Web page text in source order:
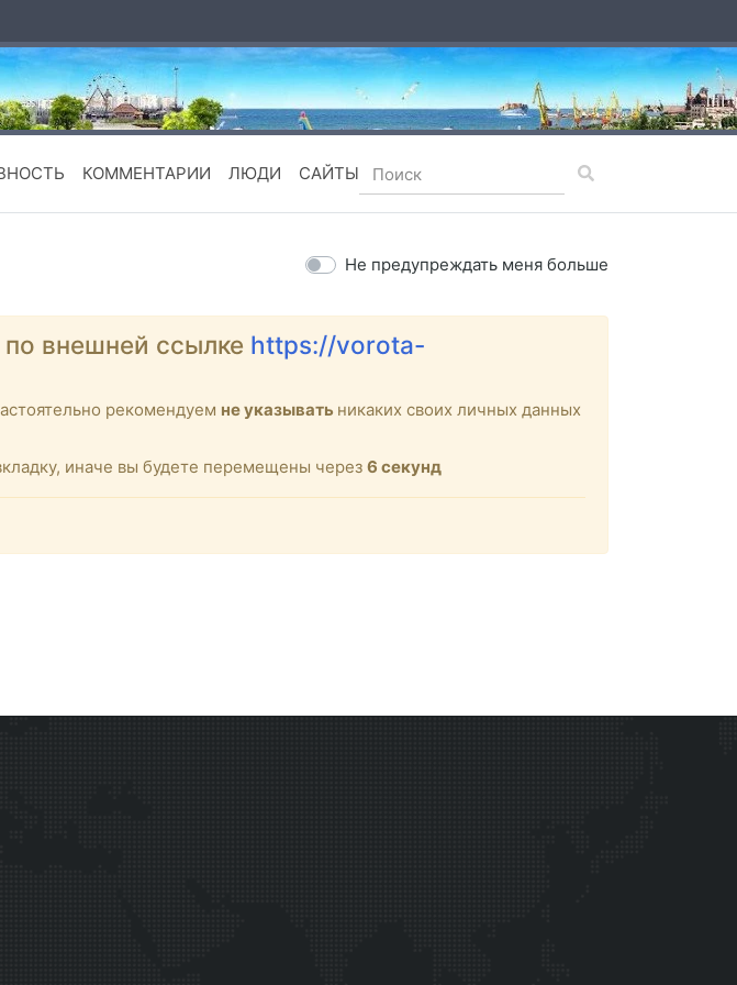
КОММЕНТАРИИ ЛЮДИ САЙТЫ
Не предупреждать меня больше
по внешней ссылке https://vorota-
рекомендуем не указывать никаких своих личных данных
иначе вы будете перемещены через 6 секунд